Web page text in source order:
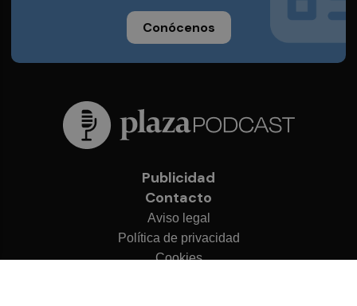
Conócenos
Publicidad
Contacto
Aviso legal
Política de privacidad
Cookies